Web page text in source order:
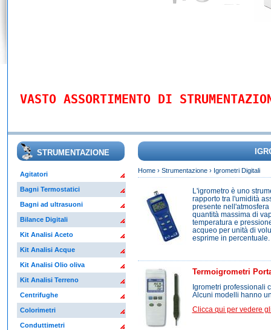
VASTO ASSORTIMENTO DI
STRUMENTAZIONE
Agitatori
Bagni Termostatici
Bagni ad ultrasuoni
Bilance Digitali
Kit Analisi Aceto
Kit Analisi Acque
Kit Analisi Olio oliva
Kit Analisi Terreno
Centrifughe
Colorimetri
Conduttimetri
Home› Strumentazione› Igrometri Digitali
L'igrometro è uno
rapporto tra l'umidità
presente
quantità massima di
temperatura e
acqueo per unità di
esprime in percentuale.
Termoigrometri
Igrometri professionali
Alcuni modelli hanno
Clicca qui per vedere